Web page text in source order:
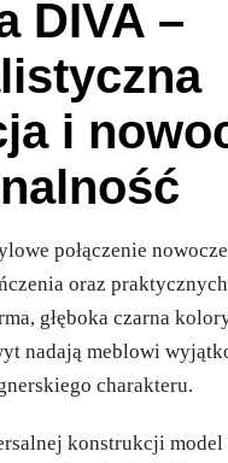
DIVA –
i
połączenie
oraz
głęboka czarna
nadają meblowi
charakteru.
konstrukcji model